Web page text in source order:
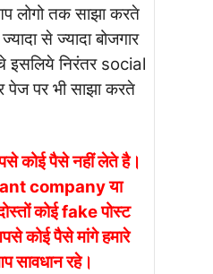
लोगो तक साझा करते
से ज्यादा बोजगार
निरंतर social
पर भी साझा करते
कोई पैसे नहीं लेते है।
company या
कोई fake पोस्ट
कोई पैसे मांगे हमारे
सावधान रहे।